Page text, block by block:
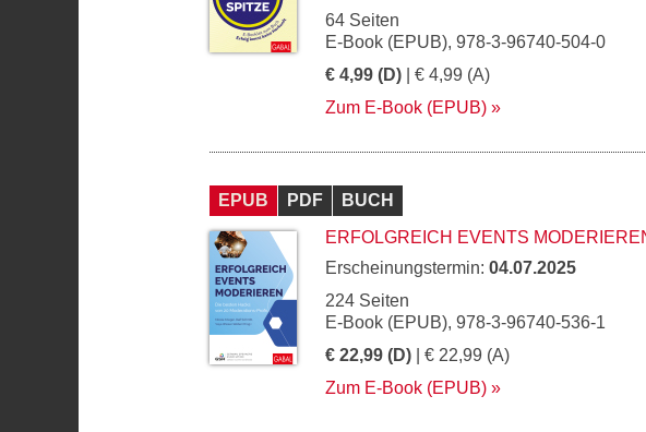
64 Seiten
E-Book (EPUB), 978-3-96740-504-0
€ 4,99 (D) | € 4,99 (A)
Zum E-Book (EPUB)
EPUB PDF
BUCH
ERFOLGREICH EVENTS
Erscheinungstermin: 04.07.2025
224 Seiten
E-Book (EPUB), 978-3-96740-536-1
€ 22,99 (D) | € 22,99 (A)
Zum E-Book (EPUB)